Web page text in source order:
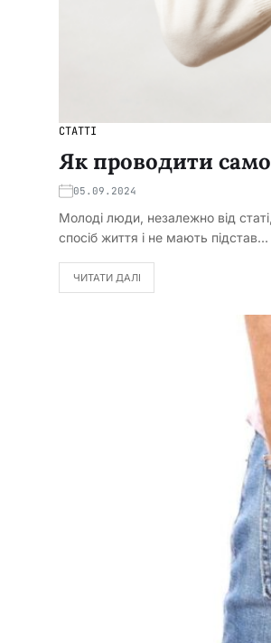
СТАТТІ
Як проводити
05.09.2024
Молоді люди, незалежно від
спосіб життя і не мають підстав…
ЧИТАТИ ДАЛІ